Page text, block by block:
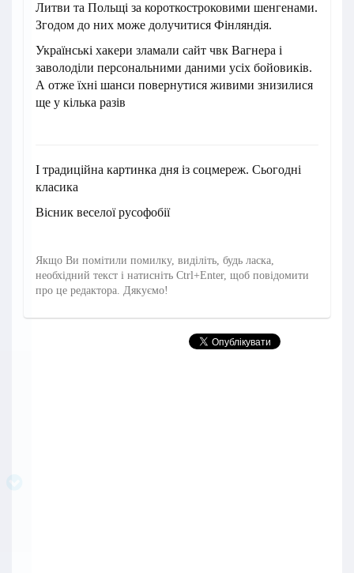
Литви та Польщі за короткостроковими шенгенами.
Згодом до них може долучитися Фінляндія.
Українські хакери зламали сайт чвк Вагнера і
заволоділи персональними даними усіх бойовиків.
А отже їхні шанси повернутися живими знизилися
ще у кілька разів
І традиційна картинка дня із соцмереж. Cьогодні
класика
Вісник веселої русофобії
Якщо Ви помітили помилку, виділіть, будь ласка,
необхідний текст і натисніть Ctrl+Enter, щоб повідомити
про це редактора. Дякуємо!